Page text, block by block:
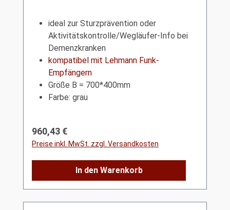
ideal zur Sturzprävention oder
Aktivitätskontrolle/Wegläufer-Info bei
Demenzkranken
kompatibel mit Lehmann Funk-
Empfängern
Größe B = 700*400mm
Farbe: grau
Regulärer Preis:
960,43 €
Preise inkl. MwSt. zzgl. Versandkosten
In den Warenkorb